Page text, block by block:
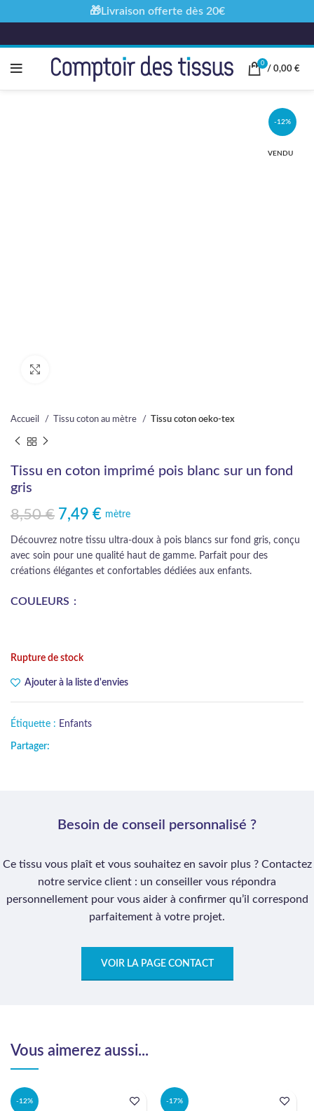
0
/ 0,00 €
-12%
VENDU
Accueil Tissu coton au mètre Tissu coton oeko-tex
Tissu en coton imprimé pois blanc sur un fond
gris
8,50€
Le prix initial était : 8,50 €.
7,49 €
Le prix actuel est : 7,49 €.
mètre
Découvrez notre tissu ultra-doux à pois blancs sur fond gris, conçu
avec soin pour une qualité haut de gamme. Parfait pour des
créations élégantes et confortables dédiées aux enfants.
COULEURS
Rupture de stock
Ajouter à la liste d'envies
Étiquette : Enfants
Partager:
Besoin de conseil personnalisé ?
Ce tissu vous plaît et vous souhaitez en savoir plus ? Contactez
notre service client : un conseiller vous répondra
personnellement pour vous aider à confirmer qu’il correspond
parfaitement à votre projet.
VOIR LA PAGE CONTACT
Vous aimerez aussi...
-12% -17%
🎁Livraison offerte dès 20€